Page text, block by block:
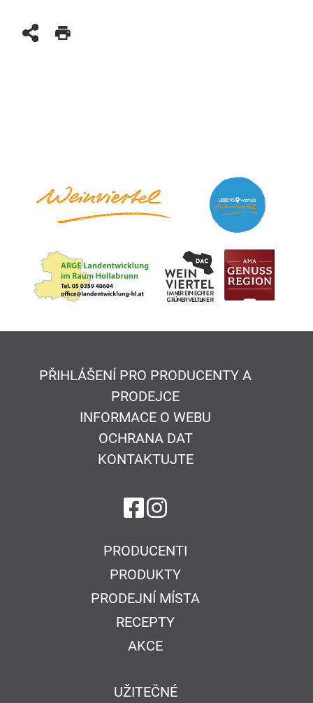
PŘIHLÁŠENÍ PRO PRODUCENTY A
PRODEJCE
INFORMACE O WEBU
OCHRANA DAT
KONTAKTUJTE
na Facebook
na Instagram
PRODUCENTI
PRODUKTY
PRODEJNÍ MÍSTA
RECEPTY
AKCE
UŽITEČNÉ